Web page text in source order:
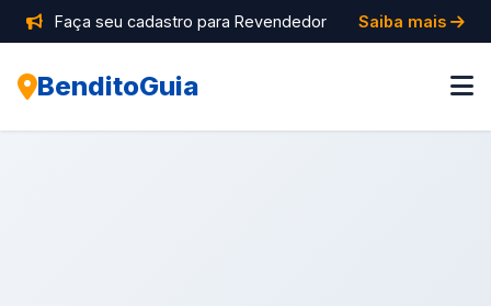
Faça seu cadastro para Revendedor Saiba mais
BenditoGuia